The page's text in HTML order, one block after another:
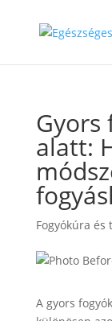
Gyors
alatt:
Fogyókúra
A gyors